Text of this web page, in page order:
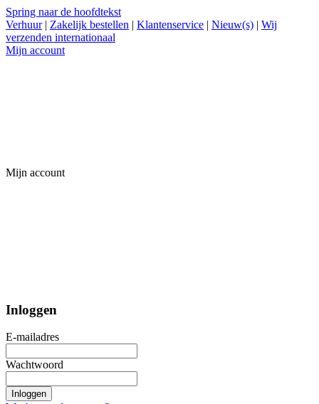
Spring naar de hoofdtekst
Verhuur | Zakelijk bestellen | Klantenservice | Nieuw(s) | Wij
verzenden internationaal
Mijn account
Mijn account
Inloggen
E-mailadres
Wachtwoord
Inloggen